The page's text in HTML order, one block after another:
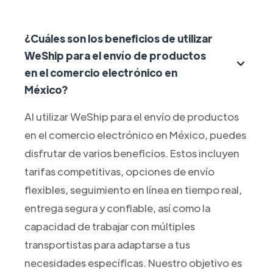
¿Cuáles son los beneficios de utilizar
WeShip para el envío de productos
en el comercio electrónico en
México?
Al utilizar WeShip para el envío de productos
en el comercio electrónico en México, puedes
disfrutar de varios beneficios. Estos incluyen
tarifas competitivas, opciones de envío
flexibles, seguimiento en línea en tiempo real,
entrega segura y confiable, así como la
capacidad de trabajar con múltiples
transportistas para adaptarse a tus
necesidades específicas. Nuestro objetivo es